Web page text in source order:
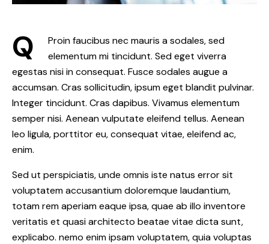
Q
Proin faucibus nec mauris a sodales, sed
elementum mi tincidunt. Sed eget viverra
egestas nisi in consequat. Fusce sodales augue a
accumsan. Cras sollicitudin, ipsum eget blandit pulvinar.
Integer tincidunt. Cras dapibus. Vivamus elementum
semper nisi. Aenean vulputate eleifend tellus. Aenean
leo ligula, porttitor eu, consequat vitae, eleifend ac,
enim.
Sed ut perspiciatis, unde omnis iste natus error sit
voluptatem accusantium doloremque laudantium,
totam rem aperiam eaque ipsa, quae ab illo inventore
veritatis et quasi architecto beatae vitae dicta sunt,
explicabo. nemo enim ipsam voluptatem, quia voluptas